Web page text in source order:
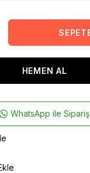
WhatsApp ile Sipariş